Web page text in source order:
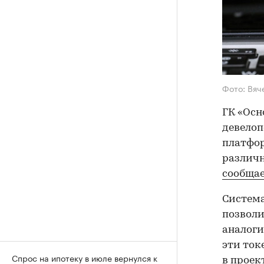
Фото:
ГК
эти
в
Спрос на ипотеку в июле вернулся к